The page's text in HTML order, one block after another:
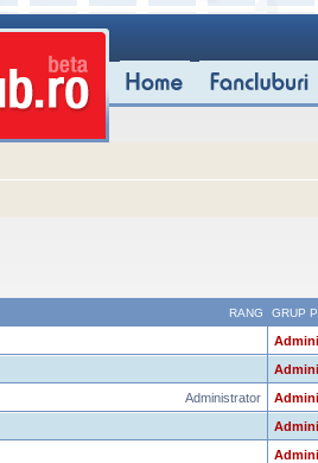
RANG GRUP
Administrator